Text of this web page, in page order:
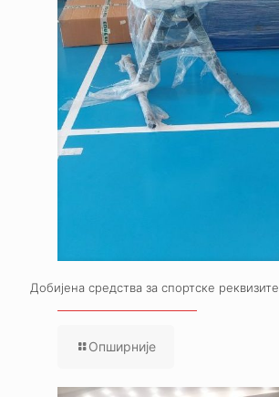
Добијена средства за спортске реквизите
Опширније